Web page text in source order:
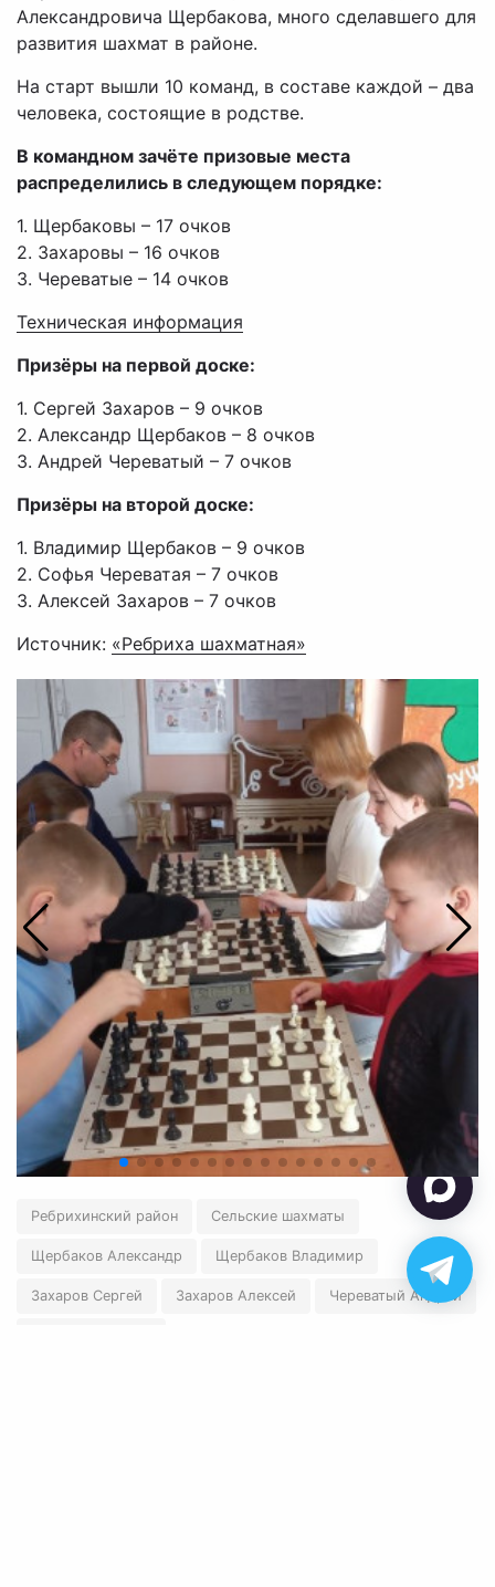
Александровича Щербакова, много сделавшего для
развития шахмат в районе.
На старт вышли 10 команд, в составе каждой – два
человека, состоящие в родстве.
В командном зачёте призовые места
распределились в следующем порядке:
1. Щербаковы – 17 очков
2. Захаровы – 16 очков
3. Череватые – 14 очков
Техническая информация
Призёры на первой доске:
1. Сергей Захаров – 9 очков
2. Александр Щербаков – 8 очков
3. Андрей Череватый – 7 очков
Призёры на второй доске:
1. Владимир Щербаков – 9 очков
2. Софья Череватая – 7 очков
3. Алексей Захаров – 7 очков
Источник: «Ребриха шахматная»
Ребрихинский район Сельские шахматы
Щербаков Александр Щербаков Владимир
Захаров Сергей Захаров Алексей Череватый Андрей